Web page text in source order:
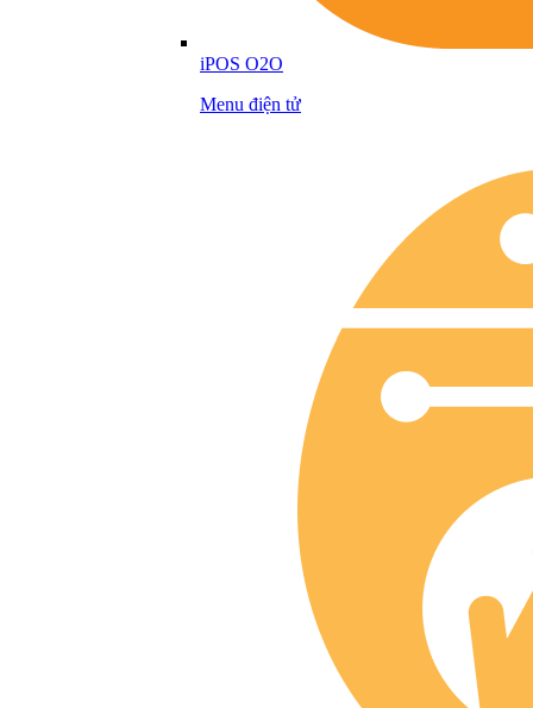
iPOS O2O
Menu điện tử